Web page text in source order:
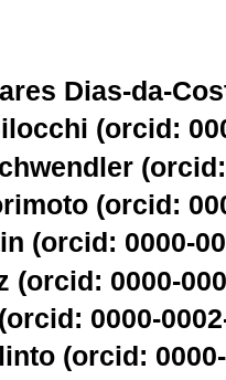
Dias-da-
(orcid:
(
(orcid:
(orcid: 0000-
(orcid: 0000-
orcid: 0000-
(orcid: